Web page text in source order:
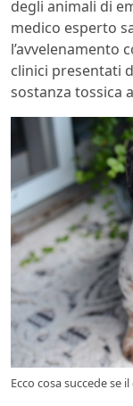
degli animali di
medico esperto
l’avvelenamento
clinici presentati
sostanza tossica
Ecco cosa succede se